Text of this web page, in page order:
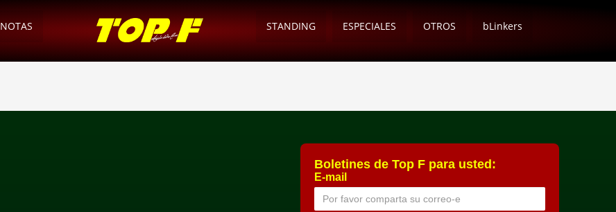
NOTAS STANDING ESPECIALES OTROS bLinkers
Boletines de Top F para usted:
E-mail